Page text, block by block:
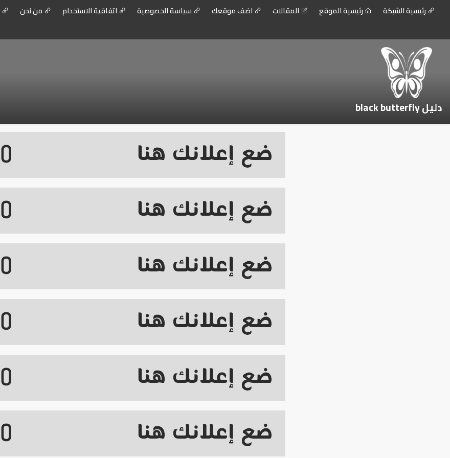
رئيسية الشبكة رئيسية الموقع المقالات اضف موقعك سياسة الخصوصية اتفاقية الاستخدام من نحن
دليل black butterfly